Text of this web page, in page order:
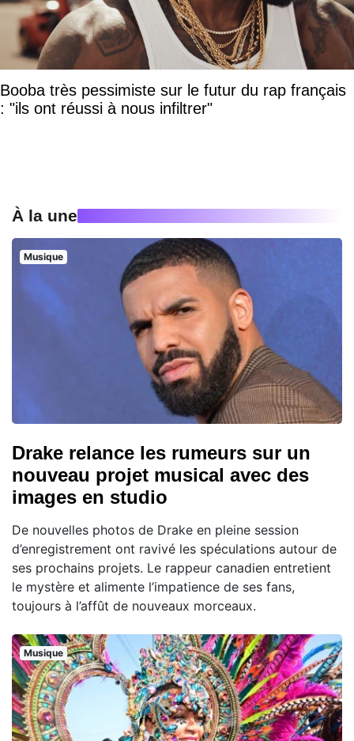
Booba très pessimiste sur le futur du rap français
: "ils ont réussi à nous infiltrer"
À la une
Musique
Drake relance les rumeurs sur un
nouveau projet musical avec des
images en studio
De nouvelles photos de Drake en pleine session
d’enregistrement ont ravivé les spéculations autour de
ses prochains projets. Le rappeur canadien entretient
le mystère et alimente l’impatience de ses fans,
toujours à l’affût de nouveaux morceaux.
Musique